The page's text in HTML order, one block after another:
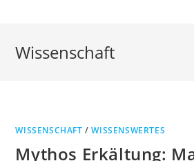
Wissenschaft
WISSENSCHAFT /WISSENSWERTES
Mythos Erkältung: